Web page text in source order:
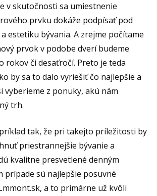
v skutočnosti sa umiestnenie
prvku dokáže podpísať pod
estetiku bývania. A zrejme počítame
prvok v podobe dverí budeme
rokov či desaťročí. Preto je teda
by sa to dalo vyriešiť čo najlepšie a
vyberieme z ponuky, akú nám
trh.
tak, že pri takejto príležitosti by
priestrannejšie bývanie a
kvalitne presvetlené denným
prípade sú najlepšie posuvné
a to primárne už kvôli